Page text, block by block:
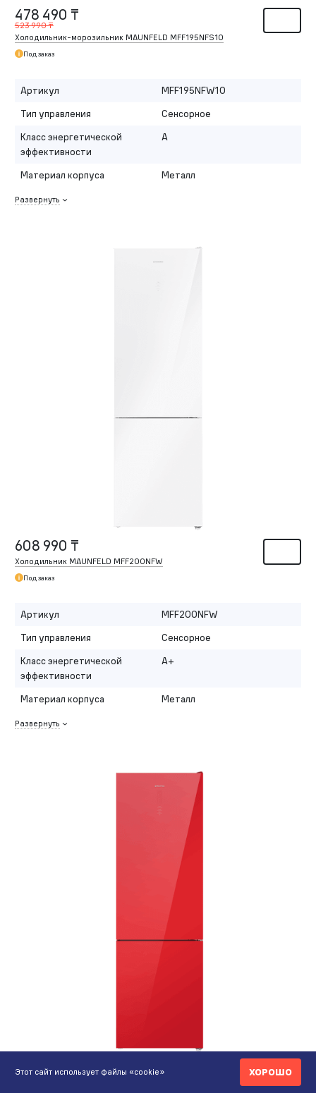
478 490 ₸
523 990 ₸
Холодильник-морозильник MAUNFELD MFF195NFS10
Под заказ
Артикул
MFF195NFW10
Тип управления
Сенсорное
Класс энергетической
эффективности
A
Материал корпуса Металл
Развернуть
608 990 ₸
Холодильник MAUNFELD MFF200NFW
Под заказ
Артикул
MFF200NFW
Тип управления
Сенсорное
Класс энергетической
эффективности
A+
Материал корпуса Металл
Развернуть
608 990 ₸
Этот сайт использует файлы «cookie» ХОРОШО